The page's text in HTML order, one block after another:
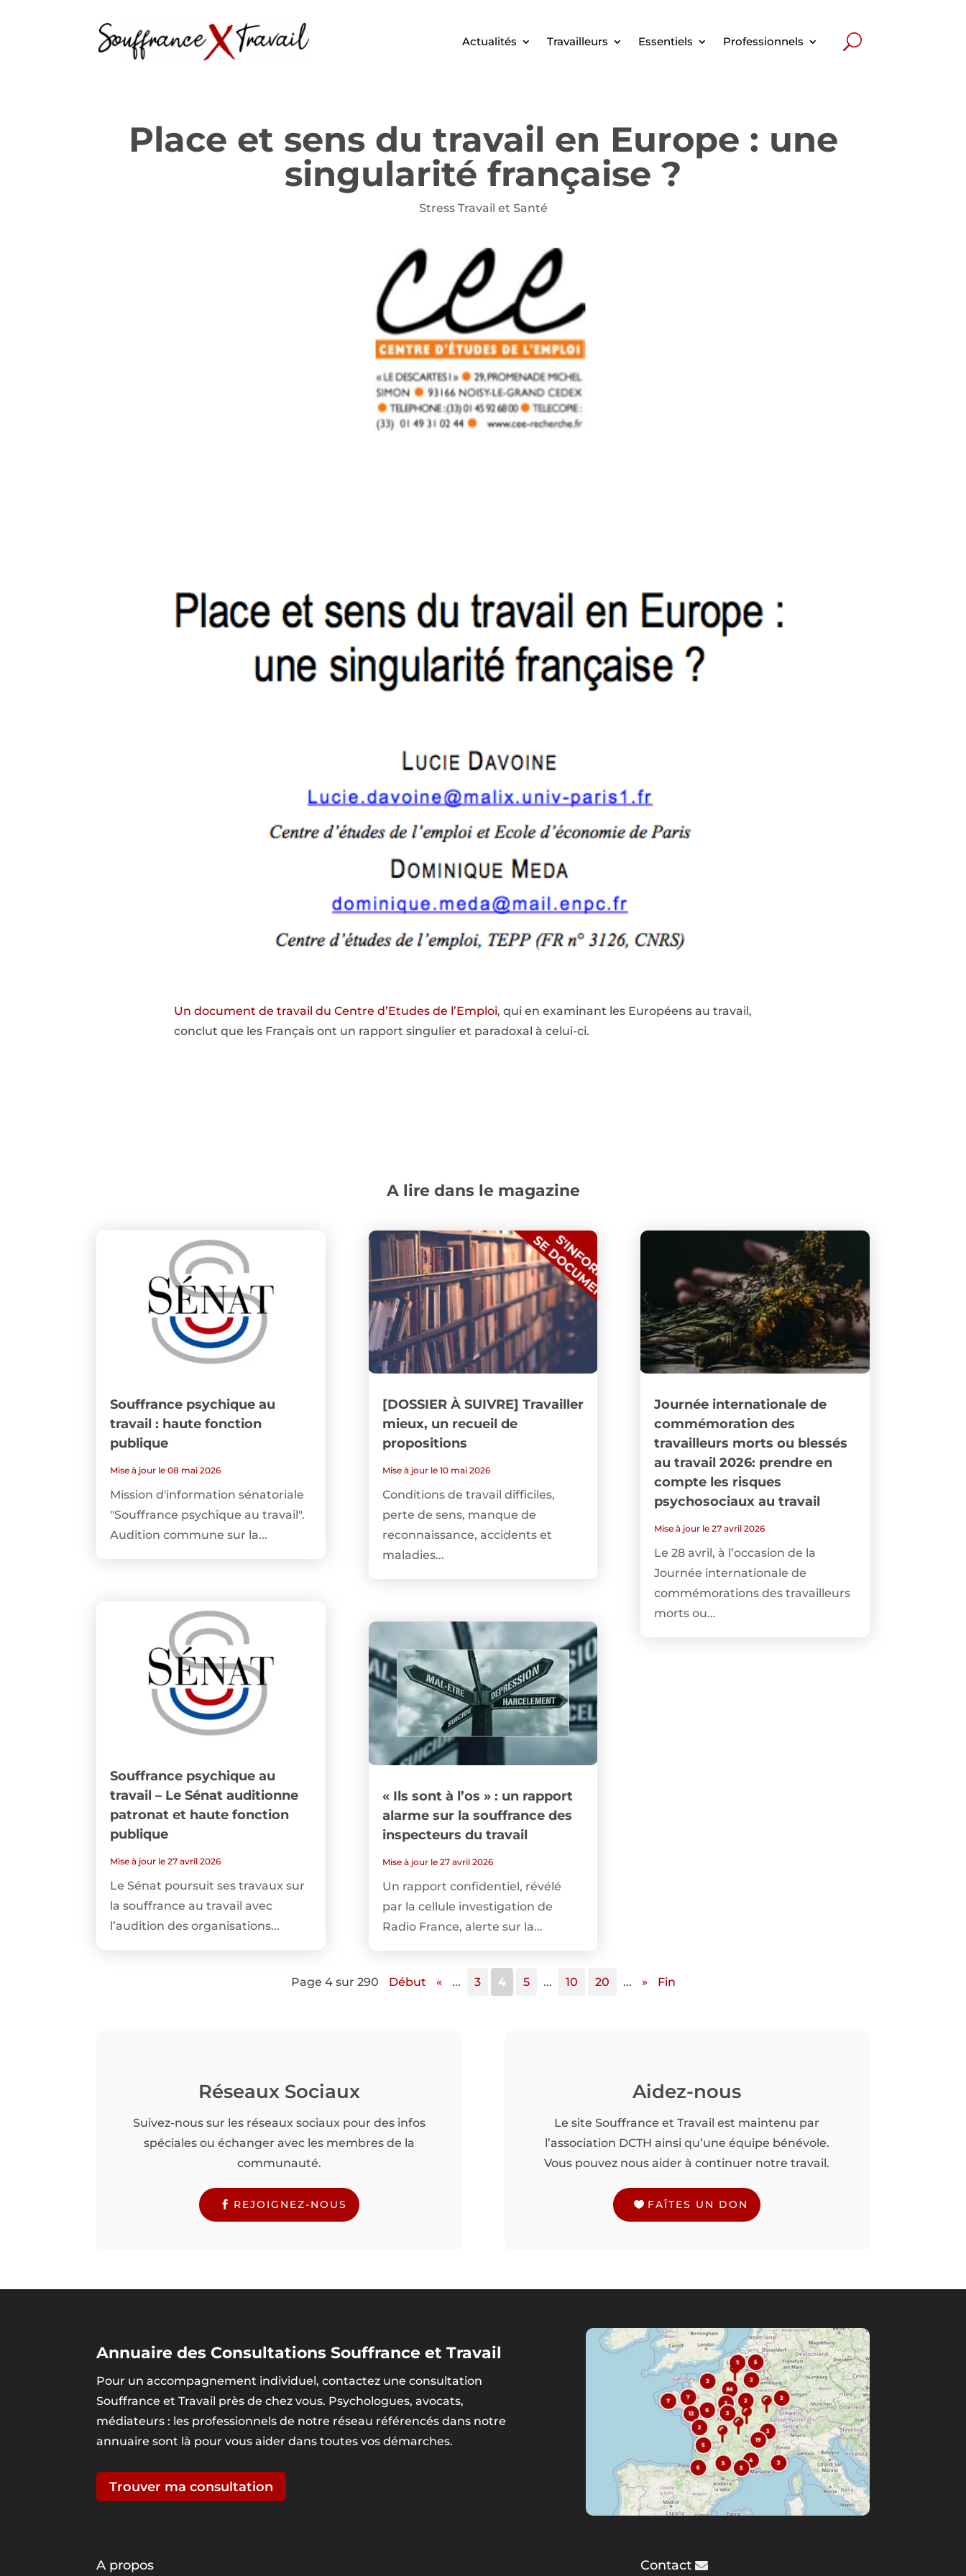
Actualités Travailleurs Essentiels Professionnels
Place et sens du travail en Europe : une
singularité française ?
Stress Travail et Santé
Un document de travail du Centre d’Etudes de l’Emploi, qui en examinant les Européens au travail,
conclut que les Français ont un rapport singulier et paradoxal à celui-ci.
A lire dans le magazine
Souffrance psychique au
travail : haute fonction
publique
Mise à jour le 08 mai 2026
Mission d'information sénatoriale
"Souffrance psychique au travail".
Audition commune sur la...
Souffrance psychique au
travail – Le Sénat auditionne
patronat et haute fonction
publique
Mise à jour le 27 avril 2026
Le Sénat poursuit ses travaux sur
la souffrance au travail avec
l’audition des organisations...
[DOSSIER À SUIVRE] Travailler
mieux, un recueil de
propositions
Mise à jour le 10 mai 2026
Conditions de travail difficiles,
perte de sens, manque de
reconnaissance, accidents et
maladies...
« Ils sont à l’os » : un rapport
alarme sur la souffrance des
inspecteurs du travail
Mise à jour le 27 avril 2026
Un rapport confidentiel, révélé
par la cellule investigation de
Radio France, alerte sur la...
Journée internationale de
commémoration des
travailleurs morts ou blessés
au travail 2026: prendre en
compte les risques
psychosociaux au travail
Mise à jour le 27 avril 2026
Le 28 avril, à l’occasion de la
Journée internationale de
commémorations des travailleurs
morts ou...
Page 4 sur 290 Début « ... 3 4 5 ... 10 20 ... » Fin
Réseaux Sociaux
Suivez-nous sur les réseaux sociaux pour des infos
spéciales ou échanger avec les membres de la
communauté.
REJOIGNEZ-NOUS
Aidez-nous
Le site Souffrance et Travail est maintenu par
l’association DCTH ainsi qu’une équipe bénévole.
Vous pouvez nous aider à continuer notre travail.
FAÎTES UN DON
Annuaire des Consultations Souffrance et Travail
Pour un accompagnement individuel, contactez une consultation
Souffrance et Travail près de chez vous. Psychologues, avocats,
médiateurs : les professionnels de notre réseau référencés dans notre
annuaire sont là pour vous aider dans toutes vos démarches.
Trouver ma consultation
A propos Contact